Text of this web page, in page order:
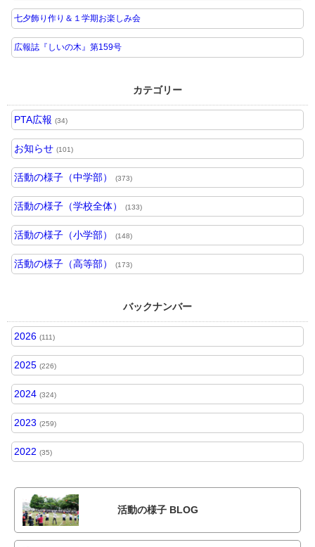
七夕飾り作り＆１学期お楽しみ会
広報誌『しいの木』第159号
カテゴリー
PTA広報 (34)
お知らせ (101)
活動の様子（中学部） (373)
活動の様子（学校全体） (133)
活動の様子（小学部） (148)
活動の様子（高等部） (173)
バックナンバー
2026 (111)
2025 (226)
2024 (324)
2023 (259)
2022 (35)
活動の様子 BLOG